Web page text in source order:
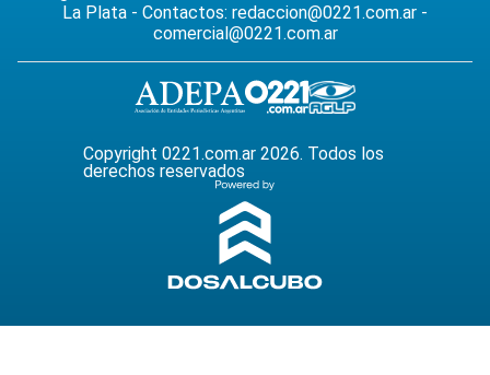
La Plata - Contactos: redaccion@0221.com.ar -
comercial@0221.com.ar
Copyright 0221.com.ar 2026. Todos los
derechos reservados